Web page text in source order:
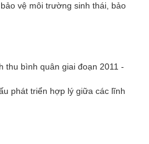
vệ môi trường sinh thái, bảo
thu bình quân giai đoạn 2011 -
phát triển hợp lý giữa các lĩnh